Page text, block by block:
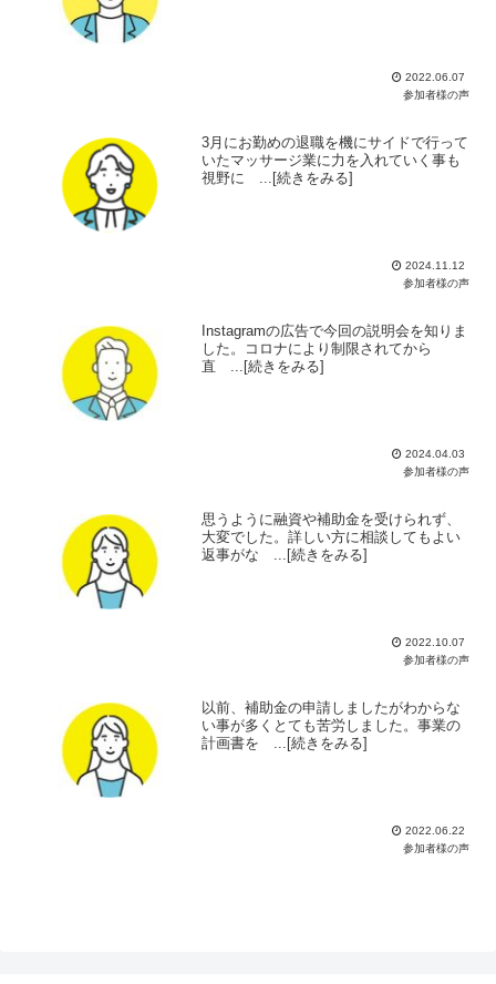
2022.06.07
参加者様の声
3月にお勤めの退職を機にサイドで行って
いたマッサージ業に力を入れていく事も
視野に ...[続きをみる]
2024.11.12
参加者様の声
Instagramの広告で今回の説明会を知りま
した。コロナにより制限されてから
直 ...[続きをみる]
2024.04.03
参加者様の声
思うように融資や補助金を受けられず、
大変でした。詳しい方に相談してもよい
返事がな ...[続きをみる]
2022.10.07
参加者様の声
以前、補助金の申請しましたがわからな
い事が多くとても苦労しました。事業の
計画書を ...[続きをみる]
2022.06.22
参加者様の声